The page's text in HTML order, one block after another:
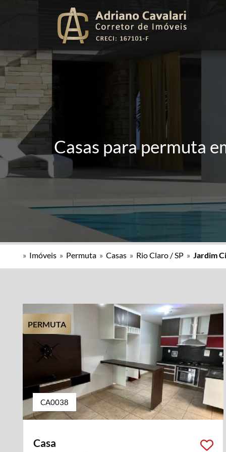
Casas para permuta
» Imóveis » Permuta » Casas » Rio Claro / SP » Jardim
PERMUTA
CA0038
Casa